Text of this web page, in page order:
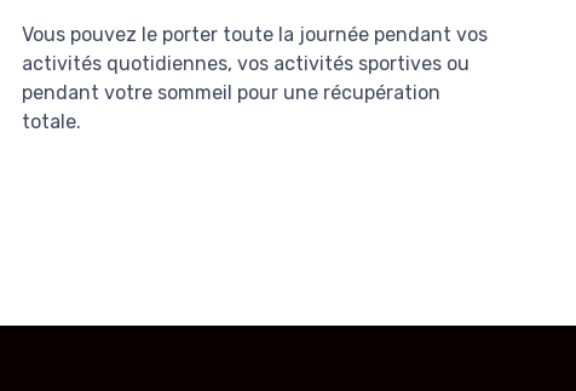
Vous pouvez le porter toute la journée pendant vos
activités quotidiennes, vos activités sportives ou
pendant votre sommeil pour une récupération
totale.